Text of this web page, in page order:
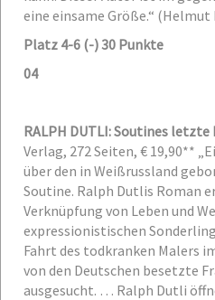
eine einsame Größe.“
Platz 4-6 (-) 30 Punkte
04
RALPH DUTLI: Soutines letzte
Verlag, 272 Seiten, € 19,90**
über den in Weißrussland
Soutine. Ralph Dutlis Roman
Verknüpfung von Leben und
expressionistischen
Fahrt des todkranken Malers
von den Deutschen besetzte
ausgesucht. … Ralph Dutli